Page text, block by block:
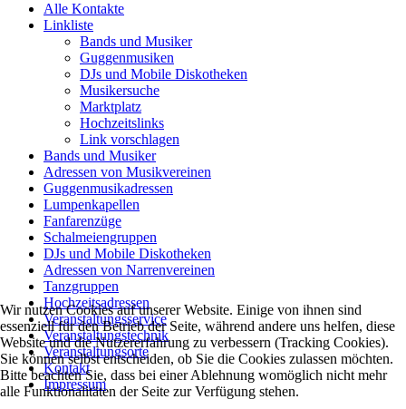
Alle Kontakte
Linkliste
Bands und Musiker
Guggenmusiken
DJs und Mobile Diskotheken
Musikersuche
Marktplatz
Hochzeitslinks
Link vorschlagen
Bands und Musiker
Adressen von Musikvereinen
Guggenmusikadressen
Lumpenkapellen
Fanfarenzüge
Schalmeiengruppen
DJs und Mobile Diskotheken
Adressen von Narrenvereinen
Tanzgruppen
Hochzeitsadressen
Veranstaltungsservice
Veranstaltungstechnik
Veranstaltungsorte
Kontakt
Impressum
Wir nutzen Cookies auf unserer Website. Einige von ihnen sind
essenziell für den Betrieb der Seite, während andere uns helfen, diese
Website und die Nutzererfahrung zu verbessern (Tracking Cookies).
Sie können selbst entscheiden, ob Sie die Cookies zulassen möchten.
Bitte beachten Sie, dass bei einer Ablehnung womöglich nicht mehr
alle Funktionalitäten der Seite zur Verfügung stehen.